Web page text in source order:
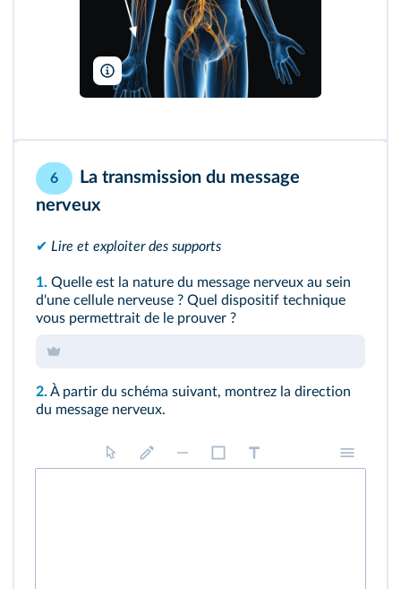
SPL/BSIP
6
La transmission du message
nerveux
✔ Lire et exploiter des supports
1. Quelle est la nature du message nerveux au sein
d'une cellule nerveuse ? Quel dispositif technique
vous permettrait de le prouver ?
2. À partir du schéma suivant, montrez la direction
du message nerveux.